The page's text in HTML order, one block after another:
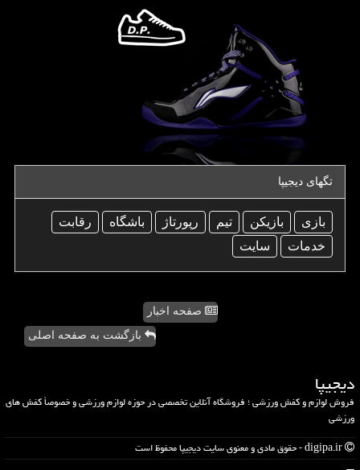
تگهای دیجیپا
بازی بازیكن تیم رپورتاژ باشگاه
رقابت
خدمات
سایت
صفحه اخبار
بازگشت به صفحه اصلی
دیجیپا
فروش لوازم و کفش ورزشی ؛ فروشگاه آنلاین تخصصی در حوزه لوازم ورزشی و خصوصاً کفش های
ورزشی